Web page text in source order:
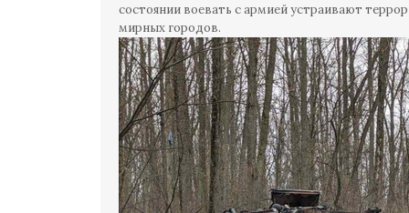
состоянии воевать с армией устраивают
мирных городов.